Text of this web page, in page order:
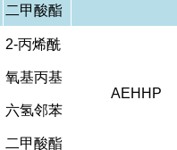
二甲酸酯
2-丙烯酰
氧基丙基
六氢邻苯
二甲酸酯
AEHHP